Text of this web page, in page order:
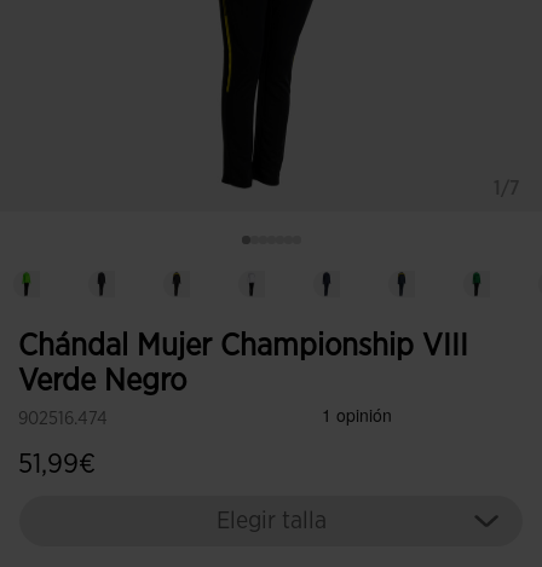
Chándal Mujer Championship VIII
Verde Negro
902516.474
51,99€
Elegir talla